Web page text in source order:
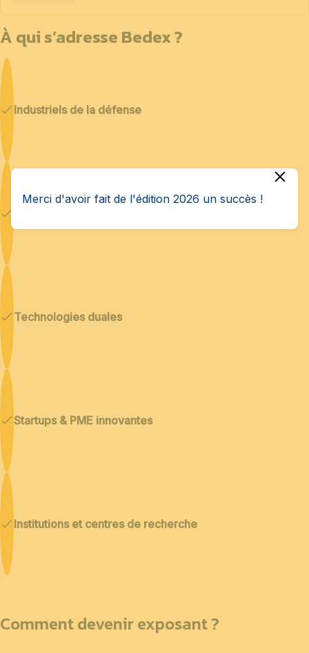
À qui s’adresse Bedex ?
Industriels de la défense
Technologies duales
Startups & PME innovantes
Institutions et centres de recherche
Comment devenir exposant ?
Merci d'avoir fait de l'édition 2026 un succès !